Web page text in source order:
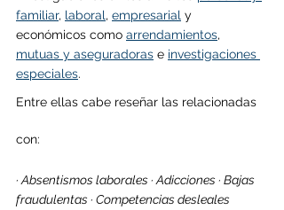
familiar, laboral, empresarial y
económicos como arrendamientos,
mutuas y aseguradoras e investigaciones
especiales.
Entre ellas cabe reseñar las relacionadas
con:
· Absentismos laborales · Adicciones · Bajas
fraudulentas · Competencias desleales